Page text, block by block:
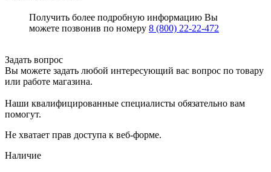
Получить более подробную информацию Вы
можете позвонив по номеру 8 (800) 22-22-472
Задать вопрос
Вы можете задать любой интересующий вас вопрос по товару
или работе магазина.
Наши квалифицированные специалисты обязательно вам
помогут.
Не хватает прав доступа к веб-форме.
Наличие